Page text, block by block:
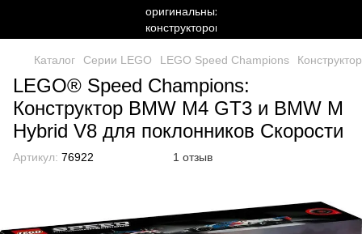
Каталог Серии LEGO LEGO Speed Champions
LEGO® Speed Champions:
Конструктор BMW M4 GT3 и BMW M
Hybrid V8 для поклонников Скорости
Артикул: 76922 1 отзыв